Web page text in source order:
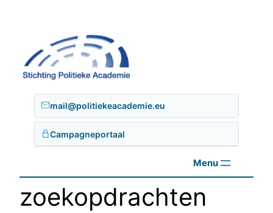
inhoud
mail@politiekeacademie.eu
Campagneportaal
zoekopdrachten